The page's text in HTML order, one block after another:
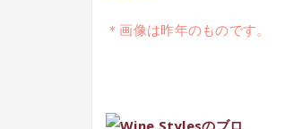
＊画像は昨年のものです。